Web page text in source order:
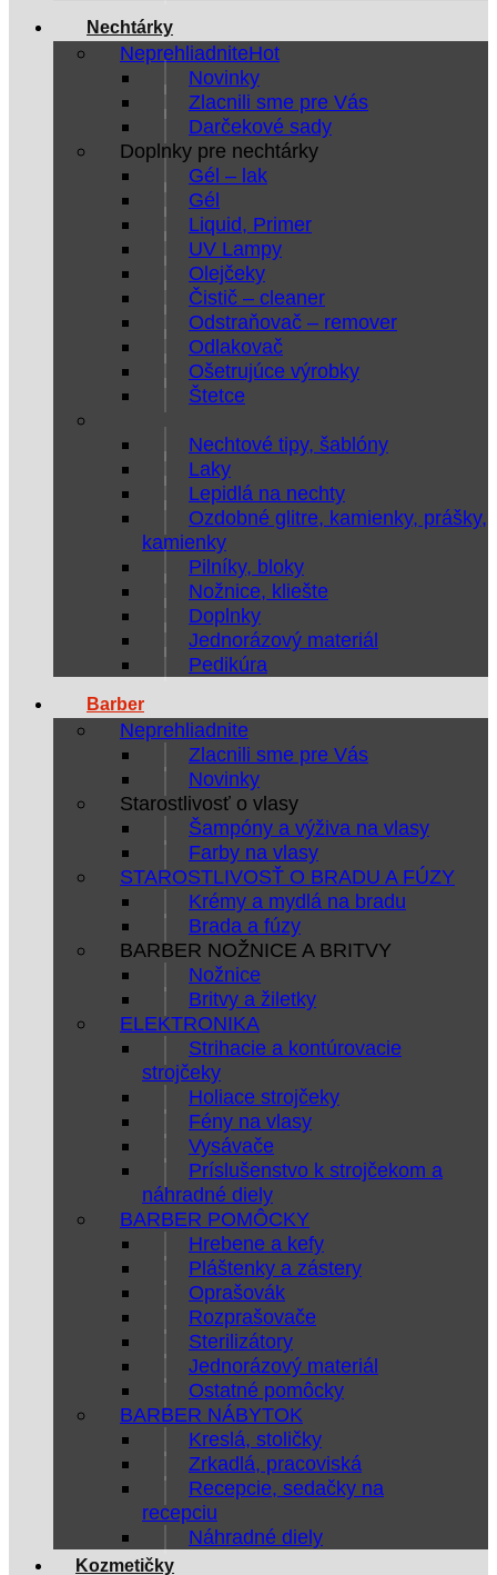
Nechtárky
Neprehliadnite
Novinky
Zlacnili sme pre Vás
Darčekové sady
Doplnky pre nechtárky
Gél – lak
Gél
Liquid, Primer
UV Lampy
Olejčeky
Čistič – cleaner
Odstraňovač – remover
Odlakovač
Ošetrujúce výrobky
Štetce
Nechtové tipy, šablóny
Laky
Lepidlá na nechty
Ozdobné glitre, kamienky, prášky,
kamienky
Pilníky, bloky
Nožnice, kliešte
Doplnky
Jednorázový materiál
Pedikúra
Barber
Neprehliadnite
Zlacnili sme pre Vás
Novinky
Starostlivosť o vlasy
Šampóny a výživa na vlasy
Farby na vlasy
STAROSTLIVOSŤ O BRADU A FÚZY
Krémy a mydlá na bradu
Brada a fúzy
BARBER NOŽNICE A BRITVY
Nožnice
Britvy a žiletky
ELEKTRONIKA
Strihacie a kontúrovacie
strojčeky
Holiace strojčeky
Fény na vlasy
Vysávače
Príslušenstvo k strojčekom a
náhradné diely
BARBER POMÔCKY
Hrebene a kefy
Pláštenky a zástery
Oprašovák
Rozprašovače
Sterilizátory
Jednorázový materiál
Ostatné pomôcky
BARBER NÁBYTOK
Kreslá, stoličky
Zrkadlá, pracoviská
Recepcie, sedačky na
recepciu
Náhradné diely
Kozmetičky